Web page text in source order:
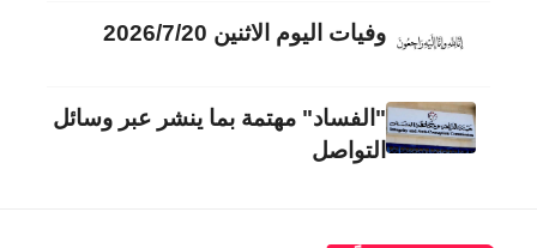
وفيات اليوم الاثنين 2026/7/20
"الفساد" مهتمة بما ينشر عبر وسائل
التواصل